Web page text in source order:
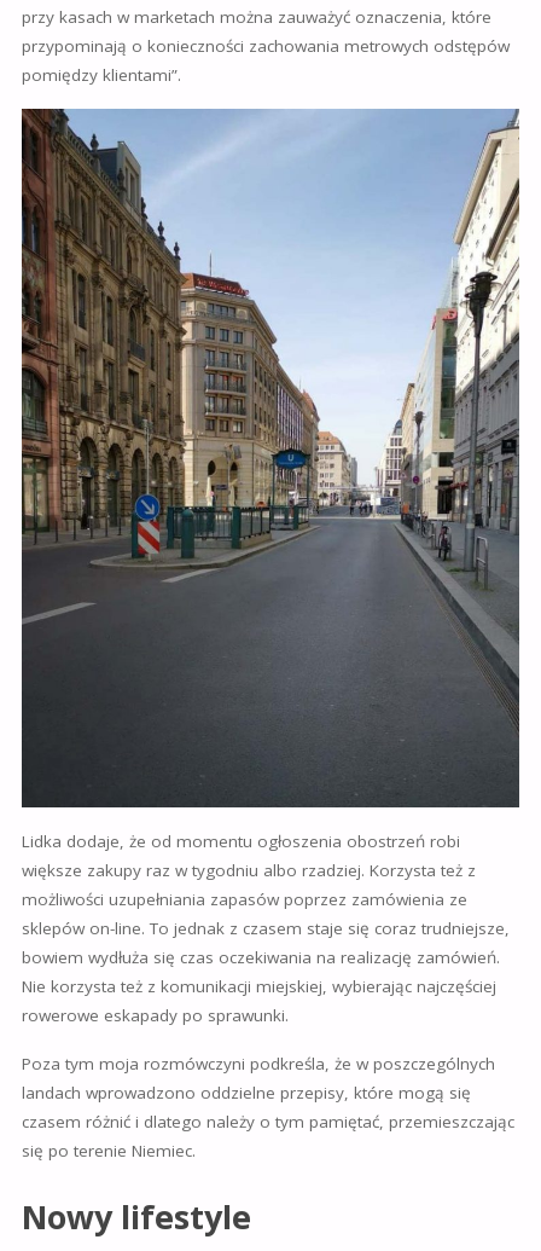
przy kasach w marketach można zauważyć oznaczenia, które
przypominają o konieczności zachowania metrowych odstępów
pomiędzy klientami”.
Lidka dodaje, że od momentu ogłoszenia obostrzeń robi
większe zakupy raz w tygodniu albo rzadziej. Korzysta też z
możliwości uzupełniania zapasów poprzez zamówienia ze
sklepów on-line. To jednak z czasem staje się coraz trudniejsze,
bowiem wydłuża się czas oczekiwania na realizację zamówień.
Nie korzysta też z komunikacji miejskiej, wybierając najczęściej
rowerowe eskapady po sprawunki.
Poza tym moja rozmówczyni podkreśla, że w poszczególnych
landach wprowadzono oddzielne przepisy, które mogą się
czasem różnić i dlatego należy o tym pamiętać, przemieszczając
się po terenie Niemiec.
Nowy lifestyle